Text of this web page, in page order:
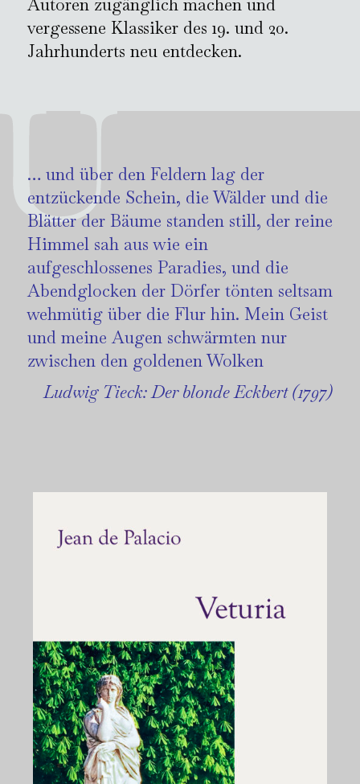
vergessene Klassiker des 19. und 20.
Jahrhunderts neu entdecken.
… und über den Feldern lag der
entzückende Schein, die Wälder und die
Blätter der Bäume standen still, der reine
Himmel sah aus wie ein
aufgeschlossenes Paradies, und die
Abendglocken der Dörfer tönten seltsam
wehmütig über die Flur hin. Mein Geist
und meine Augen schwärmten nur
zwischen den goldenen Wolken
Ludwig Tieck: Der blonde Eckbert (1797)